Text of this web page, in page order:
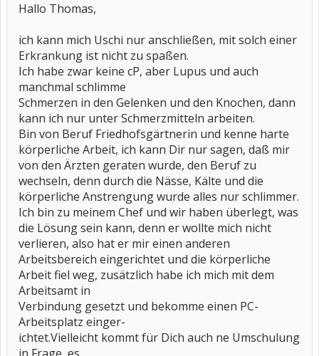
Hallo Thomas,
ich kann mich Uschi nur anschließen, mit solch einer
Erkrankung ist nicht zu spaßen.
Ich habe zwar keine cP, aber Lupus und auch
manchmal schlimme
Schmerzen in den Gelenken und den Knochen, dann
kann ich nur unter Schmerzmitteln arbeiten.
Bin von Beruf Friedhofsgärtnerin und kenne harte
körperliche Arbeit, ich kann Dir nur sagen, daß mir
von den Ärzten geraten wurde, den Beruf zu
wechseln, denn durch die Nässe, Kälte und die
körperliche Anstrengung wurde alles nur schlimmer.
Ich bin zu meinem Chef und wir haben überlegt, was
die Lösung sein kann, denn er wollte mich nicht
verlieren, also hat er mir einen anderen
Arbeitsbereich eingerichtet und die körperliche
Arbeit fiel weg, zusätzlich habe ich mich mit dem
Arbeitsamt in
Verbindung gesetzt und bekomme einen PC-
Arbeitsplatz einger-
ichtet.Vielleicht kommt für Dich auch ne Umschulung